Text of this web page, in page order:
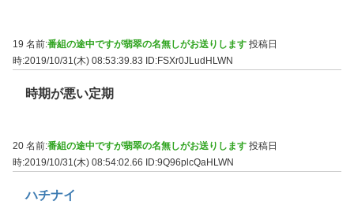
19 名前:番組の途中ですが翡翠の名無しがお送りします 投稿日
時:2019/10/31(木) 08:53:39.83
ID:FSXr0JLudHLWN
時期が悪い定期
20 名前:番組の途中ですが翡翠の名無しがお送りします 投稿日
時:2019/10/31(木) 08:54:02.66 ID:9Q96plcQaHLWN
ハチナイ